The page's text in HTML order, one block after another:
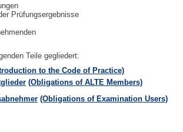
Prüfungsergebnisse
Teile gegliedert:
to the Code of Practice)
(Obligations of ALTE Members)
(Obligations of Examination Users)